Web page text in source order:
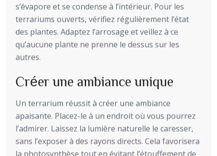
s’évapore et se condense à l’intérieur. Pour les
terrariums ouverts, vérifiez régulièrement l’état
des plantes. Adaptez l’arrosage et veillez à ce
qu’aucune plante ne prenne le dessus sur les
autres.
Créer une ambiance unique
Un terrarium réussit à créer une ambiance
apaisante. Placez-le à un endroit où vous pourrez
l’admirer. Laissez la lumière naturelle le caresser,
sans l’exposer à des rayons directs. Cela favorisera
la photosynthèse tout en évitant l’étouffement de